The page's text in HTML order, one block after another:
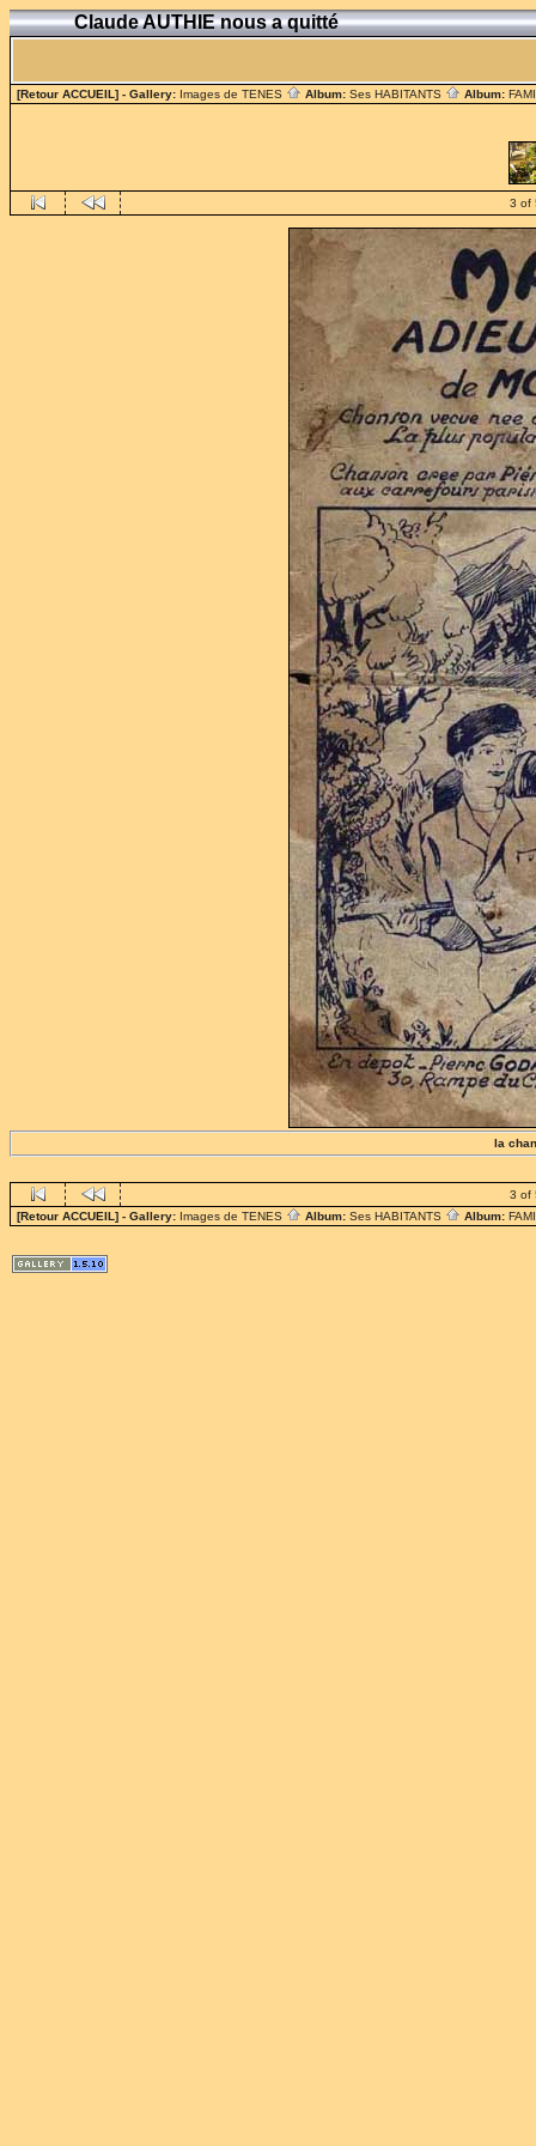
Claude AUTHIE nous a quitté
[Retour ACCUEIL] - Gallery: Images de TENES Album: Ses HABITANTS Album:
3 of
la
3 of
[Retour ACCUEIL] - Gallery: Images de TENES Album: Ses HABITANTS Album: